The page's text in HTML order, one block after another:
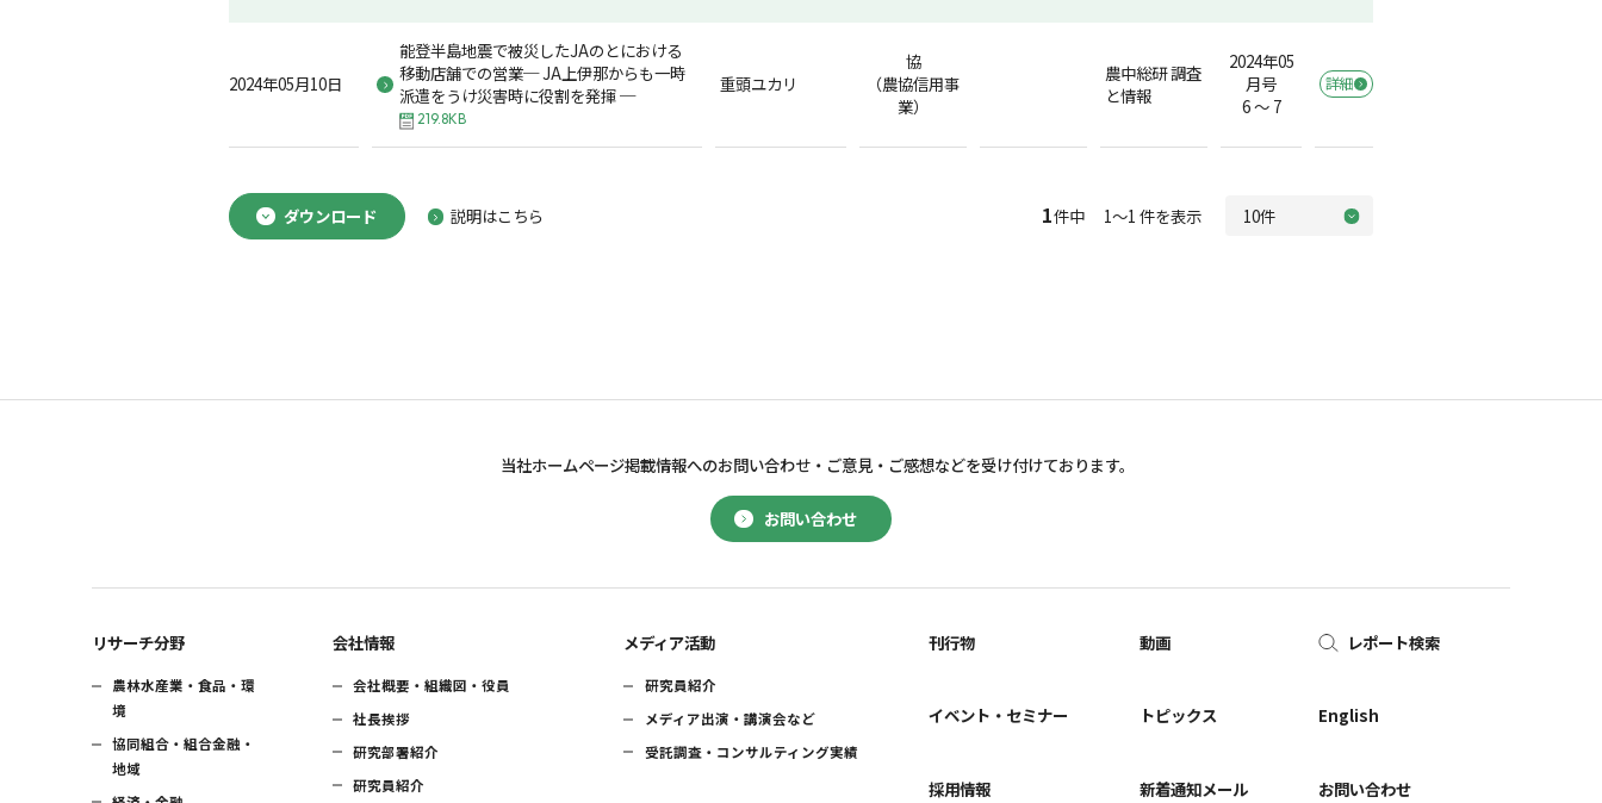
2024年05月10日
能登半島地震で被災したJAのとにおける
移動店舗での営業─ JA上伊那からも一時
派遣をうけ災害時に役割を発揮 ─
219.8KB
重頭ユカリ
協
（農協信用事
業）
農中総研 調査
と情報
2024年05
月号
6 ～ 7
詳細
ダウンロード 説明はこちら 1件中 1～1 件を表示
お問い合わせ
当社ホームページ掲載情報へのお問い合わせ・ ご意見・ご感想などを受け付けております。
リサーチ分野
農林水産業・食品・環
境
協同組合・組合金融・
地域
会社情報
会社概要・組織図・役員
社長挨拶
研究部署紹介
研究員紹介
メディア活動
研究員紹介
メディア出演・講演会など
受託調査・コンサルティング実績
刊行物
イベント・セミナー
採用情報
動画
トピックス
新着通知メール
レポート検索
English
お問い合わせ